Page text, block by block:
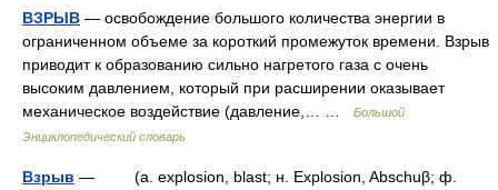
ВЗРЫВ — освобождение большого количества энергии в
ограниченном объеме за короткий промежуток времени. Взрыв
приводит к образованию сильно нагретого газа с очень
высоким давлением, который при расширении оказывает
механическое воздействие (давление,… …
Большой
Энциклопедический словарь
Взрыв — (a. explosion, blast; н. Explosion, Abschuβ; ф.